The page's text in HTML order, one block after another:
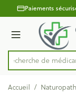
Aller au contenu
1 de 1
Paiements
Menu
Rechercher
Recherche de
Accueil /